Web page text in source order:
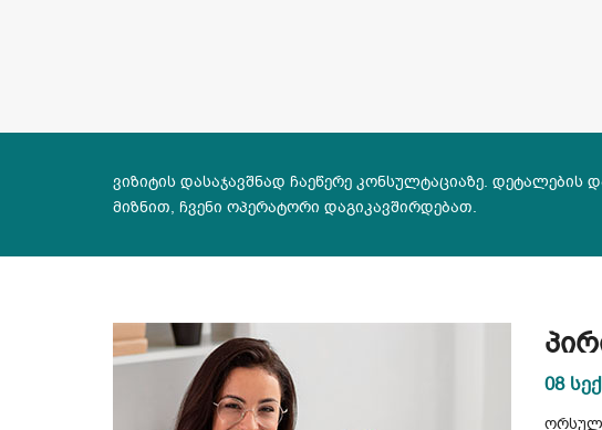
ვიზიტის დასაჯავშნად ჩაეწერე კონსულტაციაზე. დეტალების
მიზნით, ჩვენი ოპერატორი დაგიკავშირდებათ.
08